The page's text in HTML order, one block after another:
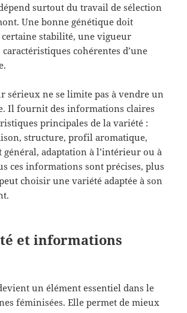
surtout du travail de sélection
Une bonne génétique doit
stabilité, une vigueur
caractéristiques cohérentes d’une
sérieux ne se limite pas à vendre un
Il fournit des informations claires
principales de la variété :
structure, profil aromatique,
général, adaptation à l’intérieur ou à
ces informations sont précises, plus
choisir une variété adaptée à son
et informations
un élément essentiel dans le
féminisées. Elle permet de mieux